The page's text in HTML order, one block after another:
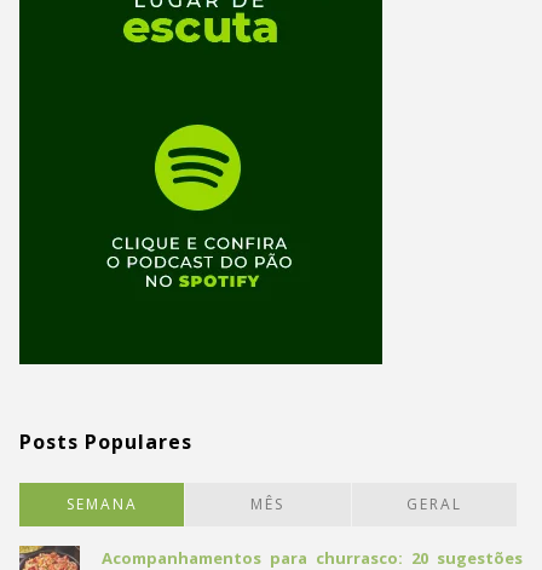
Posts Populares
SEMANA MÊS GERAL
Acompanhamentos para churrasco: 20 sugestões